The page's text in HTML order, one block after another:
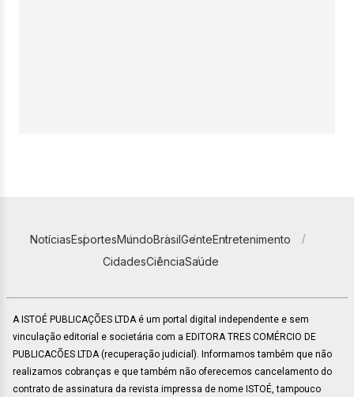
NotíciasEsportesMundoBrasilGenteEntretenimento
CidadesCiênciaSaúde
A ISTOÉ PUBLICAÇÕES LTDA é um portal digital independente e sem
vinculação editorial e societária com a EDITORA TRES COMÉRCIO DE
PUBLICACÕES LTDA (recuperação judicial). Informamos também que não
realizamos cobranças e que também não oferecemos cancelamento do
contrato de assinatura da revista impressa de nome ISTOÉ, tampouco